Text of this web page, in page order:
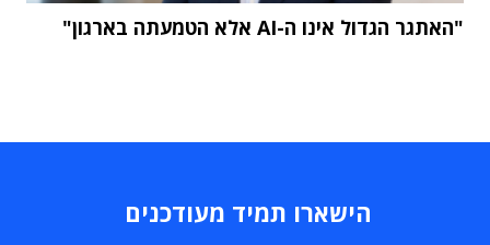
"האתגר הגדול אינו ה-AI אלא הטמעתה בארגון"
הישארו תמיד מעודכנים